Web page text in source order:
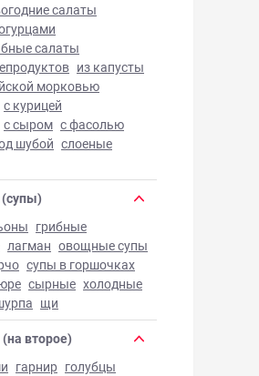
салаты
салаты
из капусты
морковью
с курицей
с сыром с фасолью
шубой слоеные
грибные
лагман овощные супы
супы в горшочках
сырные холодные
щи
второе)
гарнир голубцы